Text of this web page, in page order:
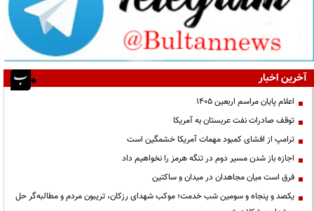
آخرین اخبار
اعلام پایان مراسم اربعین ۱۴۰۵
توقف صادرات نفت عربستان به آمریکا
ترامپ از افشای کمبود مهمات آمریکا خشمگین است
اجازه باز شدن مسیر دوم در تنگه هرمز را نخواهیم داد
فرق است میان مجاهدان در میدان و ساکتین
یکصد و پنجاه و سومین شب خدمت؛ موکب شهدای رزکان، تریبون مردم و مطالبه‌گر حل